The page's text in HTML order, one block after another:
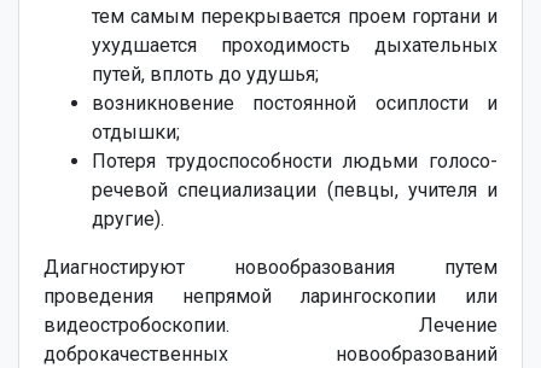
тем самым перекрывается проем гортани и
ухудшается проходимость дыхательных
путей, вплоть до удушья;
возникновение постоянной осиплости и
отдышки;
Потеря трудоспособности людьми голосо-
речевой специализации (певцы, учителя и
другие).
Диагностируют новообразования путем
проведения непрямой ларингоскопии или
видеостробоскопии. Лечение
доброкачественных новообразований